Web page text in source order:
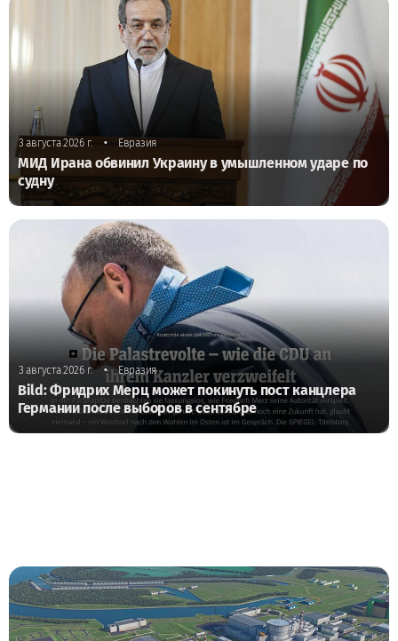
3 августа 2026 г. • Евразия
МИД Ирана обвинил Украину в умышленном ударе по
судну
3 августа 2026 г. • Евразия
Bild: Фридрих Мерц может покинуть пост канцлера
Германии после выборов в сентябре